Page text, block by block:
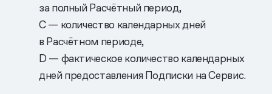
за полный Расчётный период,
С — количество календарных дней
в Расчётном периоде,
D — фактическое количество календарных
дней предоставления Подписки на Сервис.